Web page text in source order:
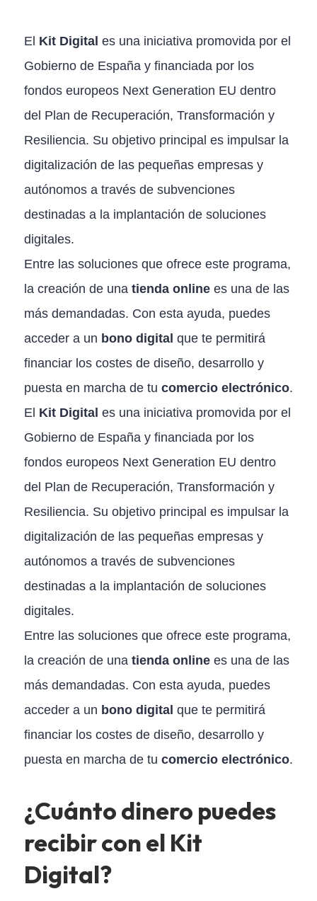
El Kit Digital es una iniciativa promovida por el
Gobierno de España y financiada por los
fondos europeos Next Generation EU dentro
del Plan de Recuperación, Transformación y
Resiliencia. Su objetivo principal es impulsar la
digitalización de las pequeñas empresas y
autónomos a través de subvenciones
destinadas a la implantación de soluciones
digitales.
Entre las soluciones que ofrece este programa,
la creación de una tienda onlinees una de las
más demandadas. Con esta ayuda, puedes
acceder a un bono digital que te permitirá
financiar los costes de diseño, desarrollo y
puesta en marcha de tu comercio electrónico.
El Kit Digital es una iniciativa promovida por el
Gobierno de España y financiada por los
fondos europeos Next Generation EU dentro
del Plan de Recuperación, Transformación y
Resiliencia. Su objetivo principal es impulsar la
digitalización de las pequeñas empresas y
autónomos a través de subvenciones
destinadas a la implantación de soluciones
digitales.
Entre las soluciones que ofrece este programa,
la creación de una tienda onlinees una de las
más demandadas. Con esta ayuda, puedes
acceder a un bono digital que te permitirá
financiar los costes de diseño, desarrollo y
puesta en marcha de tu comercio electrónico.
¿Cuánto dinero puedes
recibir con el Kit
Digital?